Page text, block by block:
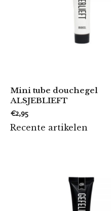
Mini tube douchegel
ALSJEBLIEFT
€2,95
Recente artikelen